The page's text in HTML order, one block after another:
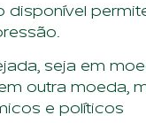
disponível
seja em
outra moeda,
e políticos